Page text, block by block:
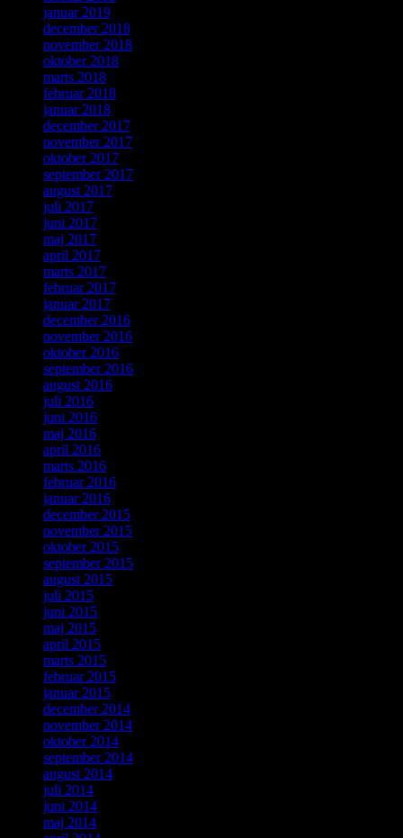
januar 2019
december 2018
november 2018
oktober 2018
marts 2018
februar 2018
januar 2018
december 2017
november 2017
oktober 2017
september 2017
august 2017
juli 2017
juni 2017
maj 2017
april 2017
marts 2017
februar 2017
januar 2017
december 2016
november 2016
oktober 2016
september 2016
august 2016
juli 2016
juni 2016
maj 2016
april 2016
marts 2016
februar 2016
januar 2016
december 2015
november 2015
oktober 2015
september 2015
august 2015
juli 2015
juni 2015
maj 2015
april 2015
marts 2015
februar 2015
januar 2015
december 2014
november 2014
oktober 2014
september 2014
august 2014
juli 2014
juni 2014
maj 2014